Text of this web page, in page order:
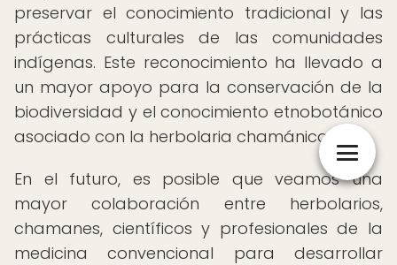
preservar el conocimiento tradicional y las
prácticas culturales de las comunidades
indígenas. Este reconocimiento ha llevado a
un mayor apoyo para la conservación de la
biodiversidad y el conocimiento etnobotánico
asociado con la herbolaria chamánica.
En el futuro, es posible que veamos una
mayor colaboración entre herbolarios,
chamanes, científicos y profesionales de la
medicina convencional para desarrollar